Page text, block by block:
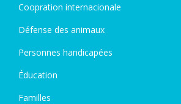
Coopration internacionale
Défense des animaux
Personnes handicapées
Éducation
Familles